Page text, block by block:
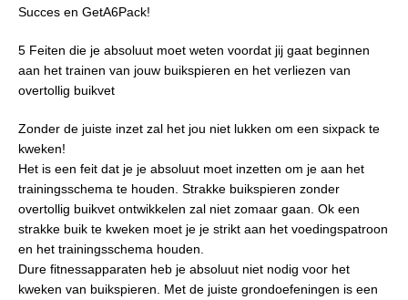
Succes en GetA6Pack!
5 Feiten die je absoluut moet weten voordat jij gaat beginnen
aan het trainen van jouw buikspieren en het verliezen van
overtollig buikvet
Zonder de juiste inzet zal het jou niet lukken om een sixpack te
kweken!
Het is een feit dat je je absoluut moet inzetten om je aan het
trainingsschema te houden. Strakke buikspieren zonder
overtollig buikvet ontwikkelen zal niet zomaar gaan. Ok een
strakke buik te kweken moet je je strikt aan het voedingspatroon
en het trainingsschema houden.
Dure fitnessapparaten heb je absoluut niet nodig voor het
kweken van buikspieren. Met de juiste grondoefeningen is een